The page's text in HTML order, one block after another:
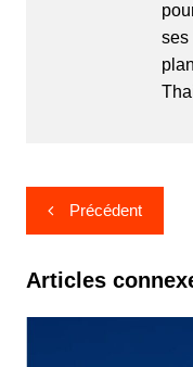
ses
Navigation
de
l’article
Précédent
Articles